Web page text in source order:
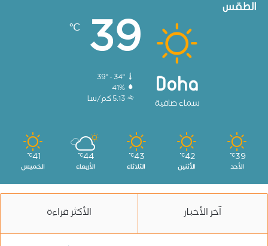
الطقس
Doha
سماء صافية
39
℃
39º - 34º
41%
5.13 كم/سا
39
℃
الأحد
42
℃
الأثنين
43
℃
الثلاثاء
44
℃
الأربعاء
41
℃
الخميس
آخر الأخبار الأكثر قراءة